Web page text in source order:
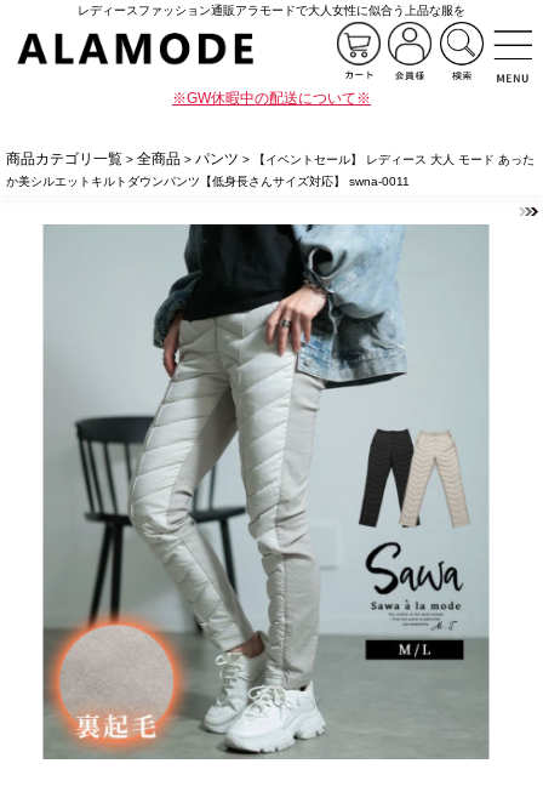
レディースファッション通販アラモードで大人女性に似合う上品な服を
※GW休暇中の配送について※
商品カテゴリ一覧 > 全商品 > パンツ > 【イベントセール】 レディース 大人 モード あった
か美シルエットキルトダウンパンツ【低身長さんサイズ対応】 swna-0011